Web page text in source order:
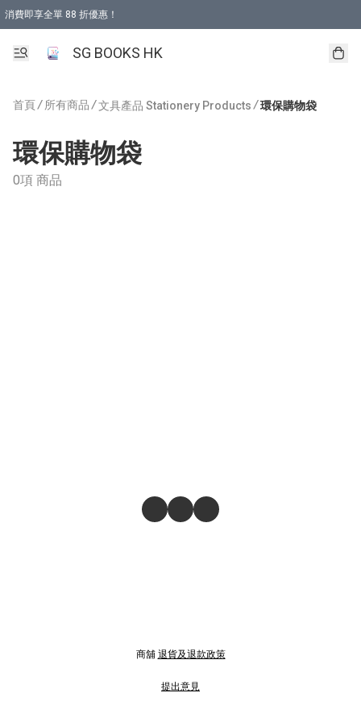
消費即享全單 88 折優惠！
SG BOOKS HK
首頁/ 所有商品 /文具產品 Stationery Products /環保購物袋
環保購物袋
0項 商品
商舖 退貨及退款政策
提出意見